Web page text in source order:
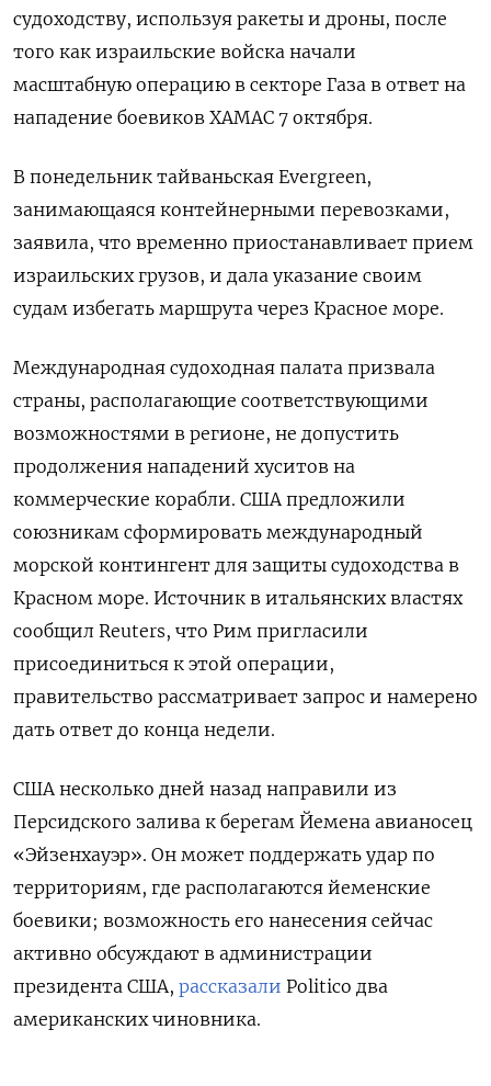
судоходству, используя ракеты и дроны, после
того как израильские войска начали
масштабную операцию в секторе Газа в ответ на
нападение боевиков ХАМАС 7 октября.
В понедельник тайваньская Evergreen,
занимающаяся контейнерными перевозками,
заявила, что временно приостанавливает прием
израильских грузов, и дала указание своим
судам избегать маршрута через Красное море.
Международная судоходная палата призвала
страны, располагающие соответствующими
возможностями в регионе, не допустить
продолжения нападений хуситов на
коммерческие корабли. США предложили
союзникам сформировать международный
морской контингент для защиты судоходства в
Красном море. Источник в итальянских властях
сообщил Reuters, что Рим пригласили
присоединиться к этой операции,
правительство рассматривает запрос и намерено
дать ответ до конца недели.
США несколько дней назад направили из
Персидского залива к берегам Йемена авианосец
«Эйзенхауэр». Он может поддержать удар по
территориям, где располагаются йеменские
боевики; возможность его нанесения сейчас
активно обсуждают в администрации
президента США, рассказали Politico два
американских чиновника.